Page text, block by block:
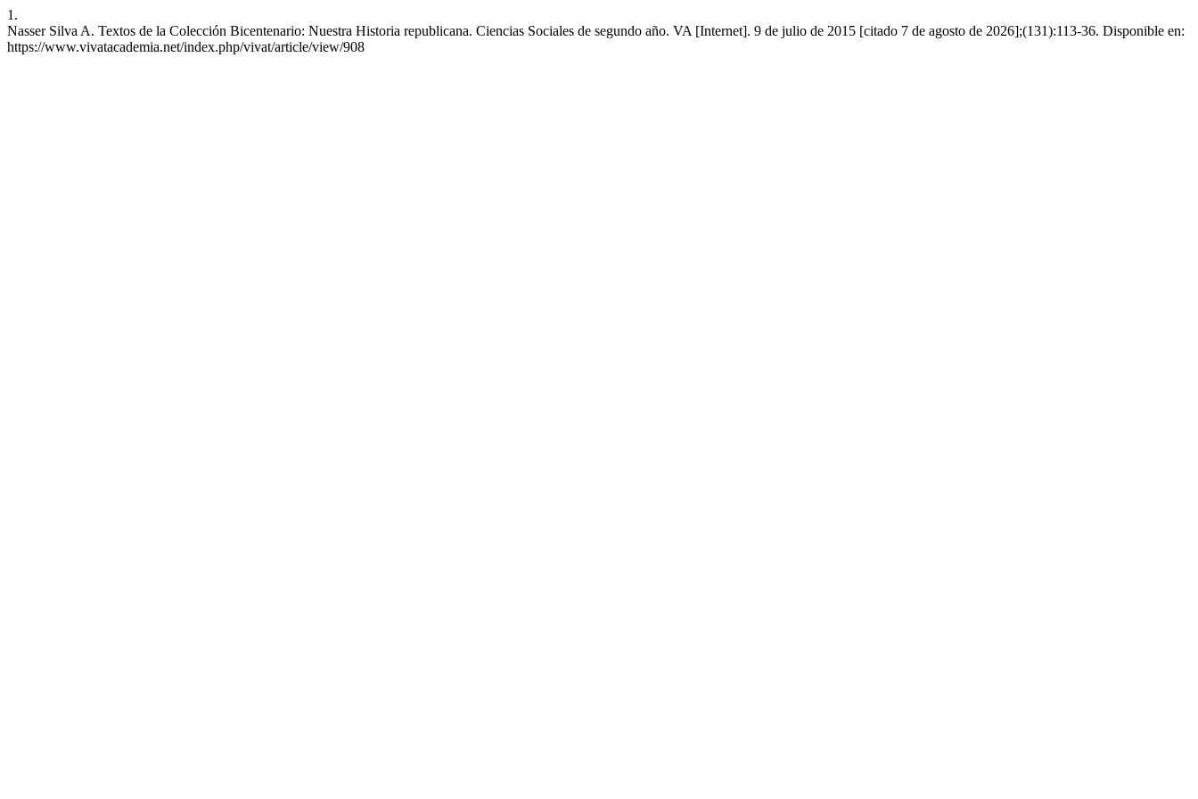
1.
Nasser Silva A. Textos de la Colección Bicentenario: Nuestra Historia republicana. Ciencias Sociales de segundo año. VA [Internet]. 9 de julio de 2015 [citado 7 de agosto de 2026];(131):113-36. Disponible en:
https://www.vivatacademia.net/index.php/vivat/article/view/908